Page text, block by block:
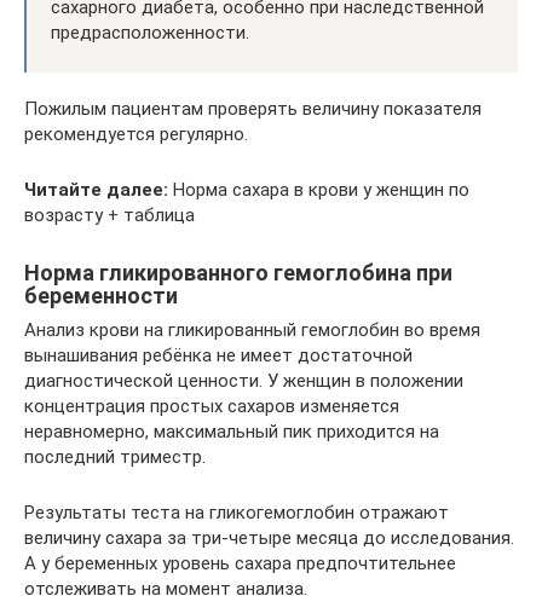
сахарного диабета, особенно при наследственной
предрасположенности.
Пожилым пациентам проверять величину показателя
рекомендуется регулярно.
Читайте далее: Норма сахара в крови у женщин по
возрасту + таблица
Норма гликированного гемоглобина при
беременности
Анализ крови на гликированный гемоглобин во время
вынашивания ребёнка не имеет достаточной
диагностической ценности. У женщин в положении
концентрация простых сахаров изменяется
неравномерно, максимальный пик приходится на
последний триместр.
Результаты теста на гликогемоглобин отражают
величину сахара за три-четыре месяца до исследования.
А у беременных уровень сахара предпочтительнее
отслеживать на момент анализа.